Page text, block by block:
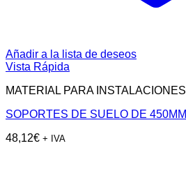
Añadir a la lista de deseos
Vista Rápida
MATERIAL PARA INSTALACIONES
SOPORTES DE SUELO DE 450MM
48,12€ + IVA